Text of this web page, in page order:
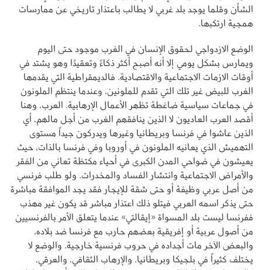
الشأن وقلما يوجد بلد غربي لا يطالب باعتذار تاريخي عن ممارسات
همجية ارتكبها.
الوضع الازدواجي لحقوق الإنسان في الغرب موجود حتى اليوم
ويمارس بشكل يومي إلا أنه أصبح أكثر ذكاءً وتعقيدًا وهو يشتد في
أوقات الازمات الاجتماعية والاقتصادية. فالديمقراطية التي يقدمها
الغرب للبيض غير تلك التي تقدم للملونين، وعندما ينتظم الملونون
في جماعات سياسية ضاغطة تظهر الأعمال الإرهابية. العرب، وهنا
أقصد العرب العاديون لا الذين ينافقهم الغرب من أجل مالهم، أي
الذين عاشوا في فرنسا وبريطانيا وغيرها ويدركون جيداً مستوى
التهميش الذي يعانيه الملونون في أوروبا وفي فرنسا بالذات، حيث
يعيشون في ضواحي المدن الكبرى في أحياء مكتظة تعاني من الفقر
والأمراض الاجتماعية وانتشار الفساد والمخدرات. ولو طلب فرنسي
من أصل عربي وظيفة أو حتى شقة للإيجار فقد يجد الموافقة مباشرة
حتى يذكر اسمه العربي فيتلو ذلك اعتذار مباشر قد يكون غير مهذب
ففرنسا ليست بلد المسواة «إيقالتي» عندما يتعلق الأمر بالفرنسيين
من أصول عربية أو إفريقية بعضهم حارب مع فرنسا ضد بلاده،
والبعض الآخر مات أجداده في حروب فرنسية خارجية. والوضع لا
يختلف كثيراً في بلجيكا وبريطانيا. والإرهاب الثقافي، والعرقي،